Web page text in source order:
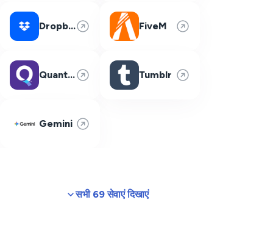
Dropbox FiveM
Quantum Fiber Tumblr
Gemini
सभी 69 सेवाएं दिखाएं